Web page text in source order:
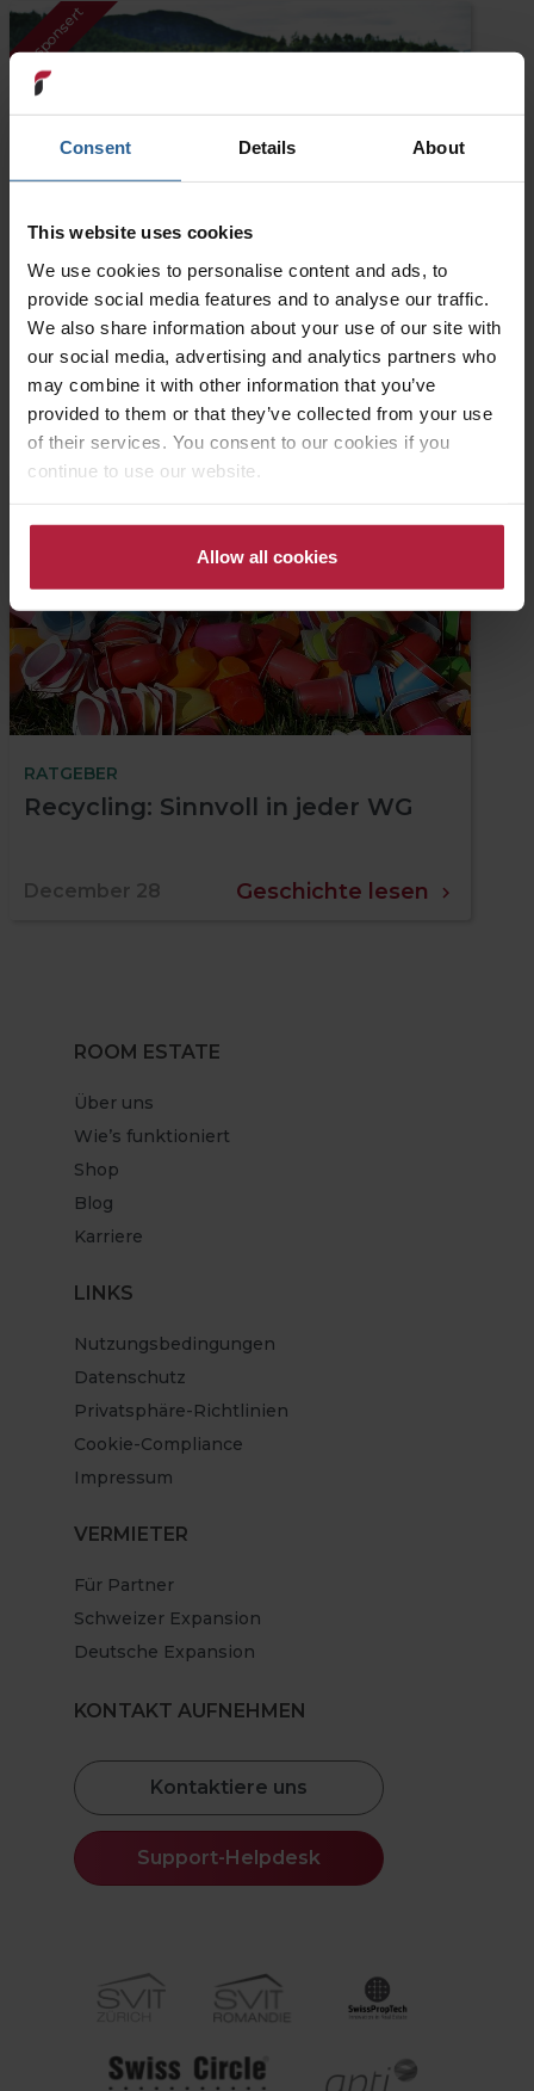
Consent Details About
This website uses cookies
We use cookies to personalise content and ads, to
provide social media features and to analyse our traffic.
We also share information about your use of our site with
our social media, advertising and analytics partners who
may combine it with other information that you’ve
provided to them or that they’ve collected from your use
of their services. You consent to our cookies if you
continue to use our website.
Allow all cookies
Gesponsert
RATGEBER
Neu in der Schweiz - Einleben
leicht gemacht
February 13 Geschichte lesen
RATGEBER
Recycling: Sinnvoll in jeder WG
December 28 Geschichte lesen
ROOM ESTATE
Über uns
Wie’s funktioniert
Shop
Blog
Karriere
LINKS
Nutzungsbedingungen
Datenschutz
Privatsphäre-Richtlinien
Cookie-Compliance
Impressum
VERMIETER
Für Partner
Schweizer Expansion
Deutsche Expansion
KONTAKT AUFNEHMEN
Kontaktiere uns
Support-Helpdesk